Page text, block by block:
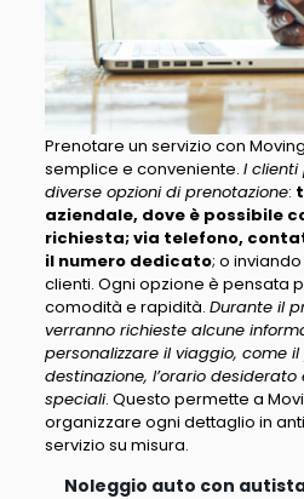
Prenotare un servizio con
semplice e conveniente. I clienti
diverse opzioni di prenotazione:
aziendale, dove è possibile
richiesta; via telefono,
il numero dedicato; o
clienti. Ogni opzione è pensata
comodità e rapidità. Durante il
verranno richieste alcune
personalizzare il viaggio, come
destinazione, l’orario
speciali. Questo permette a
organizzare ogni dettaglio in
servizio su misura.
Noleggio auto con